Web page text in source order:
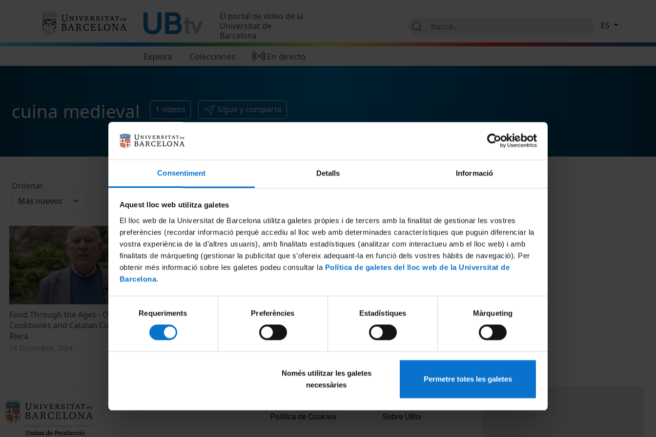
Consentiment Detalls Informació
Aquest lloc web utilitza galetes
El lloc web de la Universitat de Barcelona utilitza galetes pròpies i de tercers amb la finalitat de gestionar les vostres
preferències (recordar informació perquè accediu al lloc web amb determinades característiques que puguin diferenciar la
vostra experiència de la d’altres usuaris), amb finalitats estadístiques (analitzar com interactueu amb el lloc web) i amb
finalitats de màrqueting (gestionar la publicitat que s’ofereix adequant-la en funció dels vostres hàbits de navegació). Per
obtenir més informació sobre les galetes podeu consultar la Política de galetes del lloc web de la Universitat de
Barcelona.
consentiment
Requeriments Preferències Estadístiques Màrqueting
Només utilitzar les galetes
necessàries
Permetre totes les galetes
El portal de vídeo de la
Universitat de
Barcelona
Explora Colecciones En directo
ES
cuina medieval 1 vídeos Sigue y comparte
Ordenar
Food Through the Ages - On Medieval
Cookbooks and Catalan Cuisine. Antoni
Riera
16 Diciembre, 2024
Política de Cookies
PEU 2
Sobre UBtv
PEU 3